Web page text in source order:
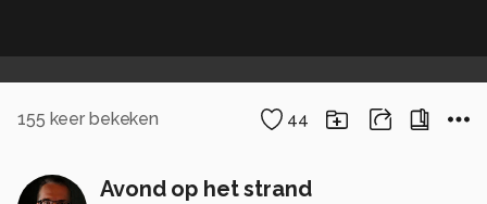
155 keer bekeken 44
Avond op het strand